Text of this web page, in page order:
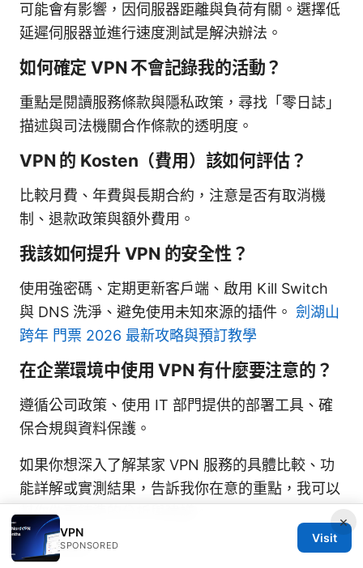
可能會有影響，因伺服器距離與負荷有關。選擇低
延遲伺服器並進行速度測試是解決辦法。
如何確定 VPN 不會記錄我的活動？
重點是閱讀服務條款與隱私政策，尋找「零日誌」
描述與司法機關合作條款的透明度。
VPN 的 Kosten（費用）該如何評估？
比較月費、年費與長期合約，注意是否有取消機
制、退款政策與額外費用。
我該如何提升 VPN 的安全性？
使用強密碼、定期更新客戶端、啟用 Kill Switch
與 DNS 洗淨、避免使用未知來源的插件。 劍湖山
跨年 門票 2026 最新攻略與預訂教學
在企業環境中使用 VPN 有什麼要注意的？
遵循公司政策、使用 IT 部門提供的部署工具、確
保合規與資料保護。
如果你想深入了解某家 VPN 服務的具體比較、功
能詳解或實測結果，告訴我你在意的重點，我可以
幫你做更精準的分析與建議。
Sources:
×
VPN
SPONSORED
Visit